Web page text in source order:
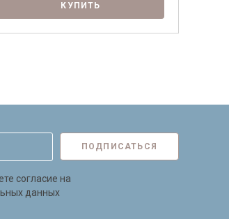
КУПИТЬ
ПОДПИСАТЬСЯ
согласие на
данных